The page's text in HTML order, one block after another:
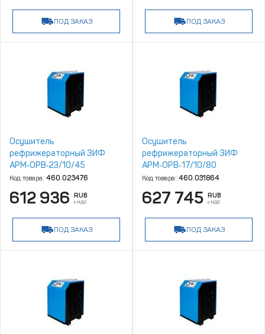
ПОД ЗАКАЗ ПОД ЗАКАЗ
Осушитель
рефрижераторный ЗИФ
АРМ‑ОРВ‑23/10/45
Код товара: 460.023476
612 936 RUB
с НДС
ПОД ЗАКАЗ
Осушитель
рефрижераторный ЗИФ
АРМ‑ОРВ‑17/10/80
Код товара: 460.031864
627 745 RUB
с НДС
ПОД ЗАКАЗ